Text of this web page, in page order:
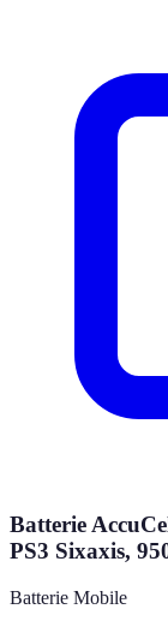
Batterie
PS3 Sixaxis,
Batterie Mobile